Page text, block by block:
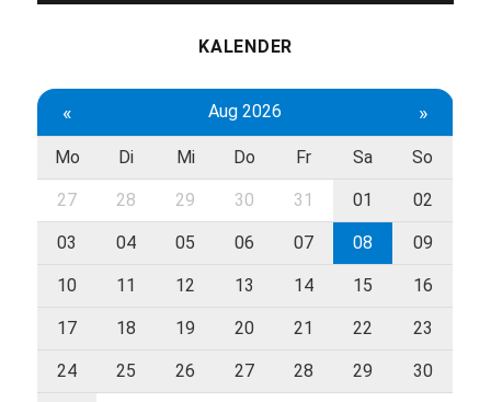
KALENDER
« Aug 2026 »
Mo Di Mi Do Fr Sa So
27 28 29 30 31 01 02
03 04 05 06 07 08 09
10 11 12 13 14 15 16
17 18 19 20 21 22 23
24 25 26 27 28 29 30